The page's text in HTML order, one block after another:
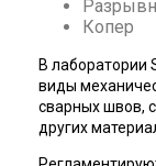
Копер
В лаборатории
виды
сварных швов,
других